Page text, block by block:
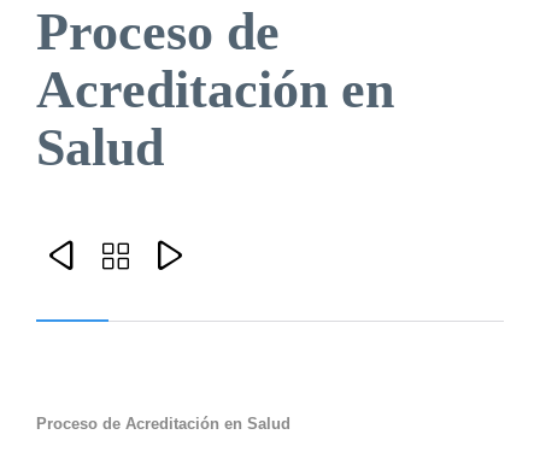
Proceso de
Acreditación en
Salud
  
Proceso de Acreditación en Salud